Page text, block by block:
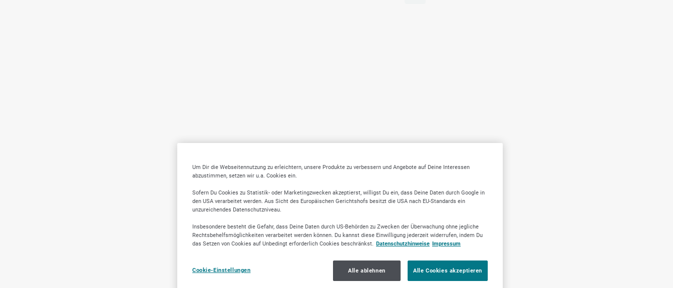
Um Dir die Webseitennutzung zu erleichtern, unsere Produkte zu verbessern und Angebote auf Deine Interessen
abzustimmen, setzen wir u.a. Cookies ein.
Sofern Du Cookies zu Statistik- oder Marketingzwecken akzeptierst, willigst Du ein, dass Deine Daten durch Google in
den USA verarbeitet werden. Aus Sicht des Europäischen Gerichtshofs besitzt die USA nach EU-Standards ein
unzureichendes Datenschutzniveau.
Insbesondere besteht die Gefahr, dass Deine Daten durch US-Behörden zu Zwecken der Überwachung ohne jegliche
Rechtsbehelfsmöglichkeiten verarbeitet werden können. Du kannst diese Einwilligung jederzeit widerrufen, indem Du
das Setzen von Cookies auf Unbedingt erforderlich Cookies beschränkst. Datenschutzhinweise Impressum
Cookie-Einstellungen Alle ablehnen Alle Cookies akzeptieren